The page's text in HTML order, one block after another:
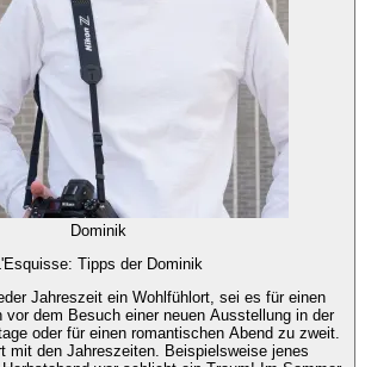
Dominik
Tipps der Dominik
Jahreszeit ein Wohlfühlort, sei es für einen
vor dem Besuch einer neuen Ausstellung in der
oder für einen romantischen Abend zu zweit.
mit den Jahreszeiten. Beispielsweise jenes